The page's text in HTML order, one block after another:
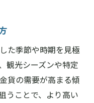
た季節や時期を見極
観光シーズンや特定
貨の需要が高まる傾
うことで、より高い